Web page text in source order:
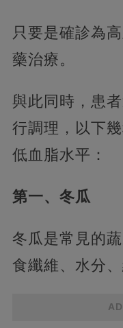
只要是確診為
藥治療。
與此同時，患
行調理，以下
低血脂水平：
第一、冬瓜
冬瓜是常見的
食纖維、水分